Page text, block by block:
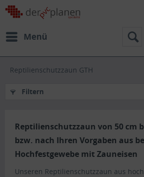
Menü
Reptilienschutzzaun GTH
Filtern
Reptilienschutzzaun von 50 cm
bzw. nach Ihren Vorgaben aus
Hochfestgewebe mit Zauneisen
Unseren Reptilienschutzzaun aus